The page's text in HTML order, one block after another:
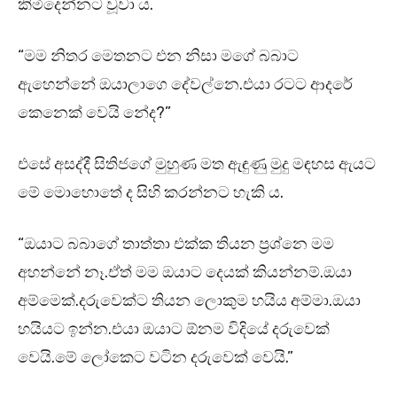
කිමිදෙන්නට වූවා ය.
“මම නිතර මෙතනට එන නිසා මගේ බබාට
ඇහෙන්නේ ඔයාලාගෙ දේවල්නෙ.එයා රටට ආදරේ
කෙනෙක් වෙයි නේද?”
එසේ අසද්දී සිතිජගේ මුහුණ මත ඇඳුණු මුදු මඳහස ඇයට
මේ මොහොතේ ද සිහි කරන්නට හැකි ය.
“ඔයාට බබාගේ තාත්තා එක්ක තියන ප්‍රශ්නෙ මම
අහන්නේ නෑ.ඒත් මම ඔයාට දෙයක් කියන්නම්.ඔයා
අම්මෙක්.දරුවෙක්ට තියන ලොකුම හයිය අම්මා.ඔයා
හයියට ඉන්න.එයා ඔයාට ඕනම විදියේ දරුවෙක්
වෙයි.මේ ලෝකෙට වටින දරුවෙක් වෙයි.”